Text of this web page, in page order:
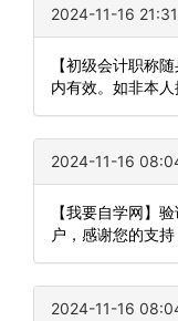
2024-11-16
【初级会计职称
内有效。如非本人
2024-11-16
【我要自学网】
户，感谢您的支持
2024-11-16